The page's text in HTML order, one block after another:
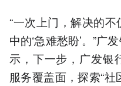
“一次上门，解决的
中的‘急难愁盼’。”广
示，下一步，广发银
服务覆盖面，探索“社